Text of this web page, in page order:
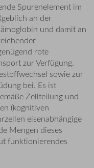
Spurenelement im
an der
und damit an
rote
zur Verfügung.
sowie zur
bei. Es ist
Zellteilung und
(kognitiven
eisenabhängige
Mengen dieses
funktionierendes